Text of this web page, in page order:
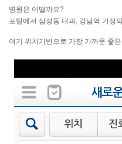
병원은 어떨까요?
포탈에서 삼성동 내과, 강남역 가정
여기 위치기반으로 가장 가까운 좋